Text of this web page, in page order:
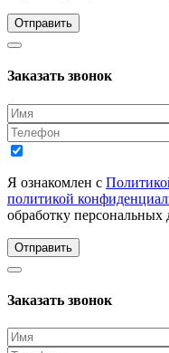
Отправить
Заказать звонок
Я ознакомлен с
политикой
обработку персональных
Отправить
Заказать звонок